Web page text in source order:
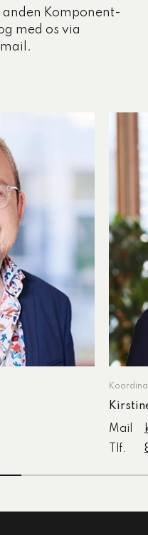
anden Komponent-
med os via
Mail
Tlf.